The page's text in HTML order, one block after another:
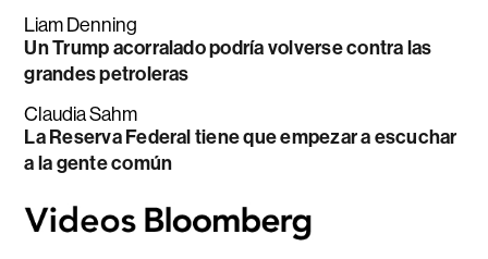
Liam Denning
Un Trump acorralado podría volverse contra las
grandes petroleras
Claudia Sahm
La Reserva Federal tiene que empezar a escuchar
a la gente común